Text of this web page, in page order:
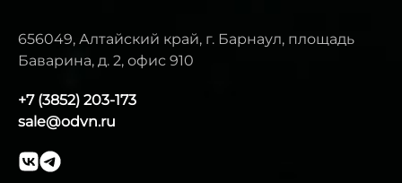
656049, Алтайский край, г. Барнаул, площадь
Баварина, д. 2, офис 910
+7 (3852) 203-173
sale@odvn.ru